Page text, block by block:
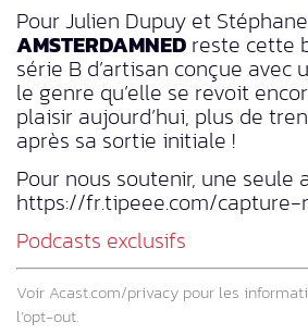
Pour Julien Dupuy et
AMSTERDAMNED reste cette
série B d’artisan conçue avec
le genre qu’elle se revoit
plaisir aujourd’hui, plus de
après sa sortie initiale !
Pour nous soutenir, une seule
https://fr.tipeee.com/
Podcasts exclusifs
Voir Acast.com/privacy pour les
l’opt-out.